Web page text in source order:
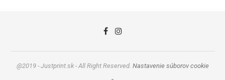
@2019 - Justprint.sk - All Right Reserved. Nastavenie súborov cookie